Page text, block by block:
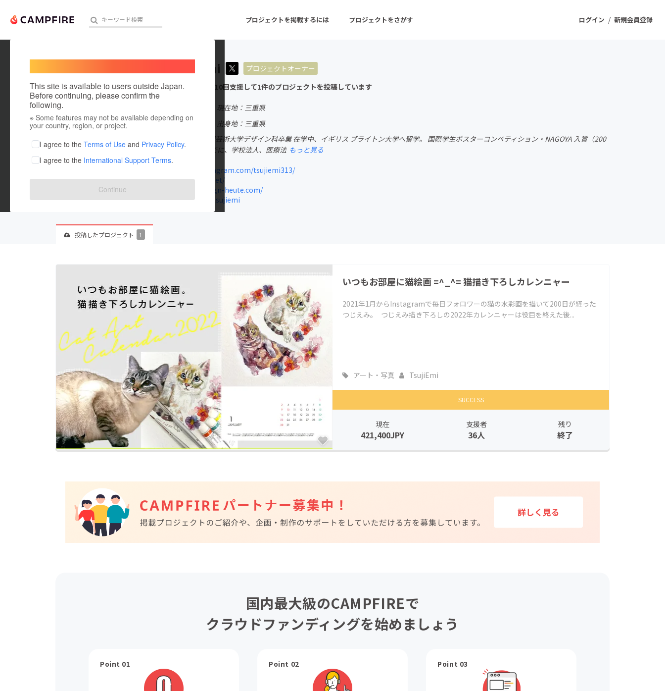
ログイン / 新規会員登録
プロジェクトを掲載するには プロジェクトをさがす
人気のプロジェクト 注目のリターン 注目の新着プロジェクト 募集終了が近いプロジェクト
アート・写真 音楽
テクノロジー・ガジェット
ゲーム・サービス開発 フード・飲食店
ファッション
映像・映画
ビジネス・起業
まちづくり・地域活性化
This site is available to users outside Japan.
Before continuing, please confirm the
following.
※ Some features may not be available depending on
your country, region, or project.
I agree to the Terms of Use and Privacy Policy.
I agree to the International Support Terms.
Continue
TsujiEmi
プロジェクトオーナー
これまでに10回支援して1件のプロジェクトを投稿しています
現在地：三重県
出身国：日本
出身地：三重県
2004年 名古屋芸術大学デザイン科卒業 在学中、イギリス ブライトン大学へ留学。 国際学生ポスターコンペティション・NAGOYA 入賞（200
3年） これまでに、学校法人、医療法 もっと見る
www.instagram.com/tsujiemi313/
tsujiemi.net/
www.design-heute.com/
suzuri.jp/tsujiemi
投稿したプロジェクト 1
いつもお部屋に猫絵画 =^_^= 猫描き下ろしカレンニャー
2021年1月からInstagramで毎日フォロワーの猫の水彩画を描いて200日が経った
つじえみ。 つじえみ描き下ろしの2022年カレンニャーは役目を終えた後...
アート・写真 TsujiEmi
SUCCESS
現在
421,400JPY
支援者
36人
残り
終了
国内最大級のCAMPFIREで
クラウドファンディングを始めましょう
Point 01 Point 02 Point 03